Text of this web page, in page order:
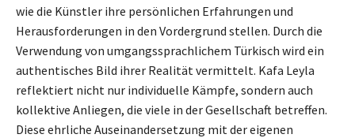
wie die Künstler ihre persönlichen Erfahrungen und
Herausforderungen in den Vordergrund stellen. Durch die
Verwendung von umgangssprachlichem Türkisch wird ein
authentisches Bild ihrer Realität vermittelt. Kafa Leyla
reflektiert nicht nur individuelle Kämpfe, sondern auch
kollektive Anliegen, die viele in der Gesellschaft betreffen.
Diese ehrliche Auseinandersetzung mit der eigenen